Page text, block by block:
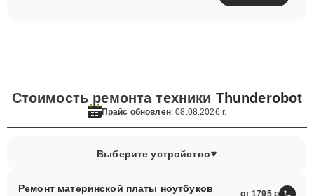
Стоимость ремонта техники Thunderobot
Прайс обновлен: 08.08.2026 г.
Выберите устройство
Ремонт материнской платы ноутбуков
от 1795